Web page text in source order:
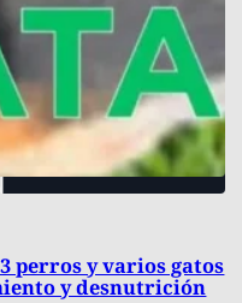
perros y varios gatos
y desnutrición